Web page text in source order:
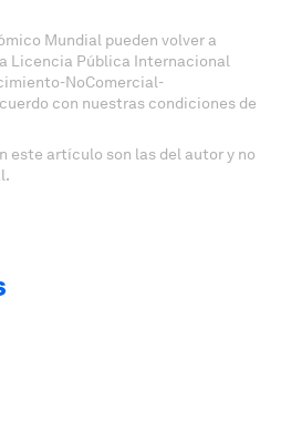
Mundial pueden volver a
Licencia Pública Internacional
NoComercial-
con nuestras condiciones de
este artículo son las del autor y no